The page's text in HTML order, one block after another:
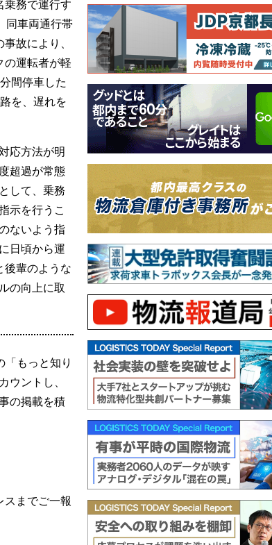
乗務で運行す
同車両通行帯
故により、
の運転者が軽
間停車した
を、遅れを
応方法が明
超過が常態
して、乗務
示を行うこ
ないよう指
日頃から運
後輩のような
の向上に取
もっと知り
ントし、
の掲載を積
までご一報